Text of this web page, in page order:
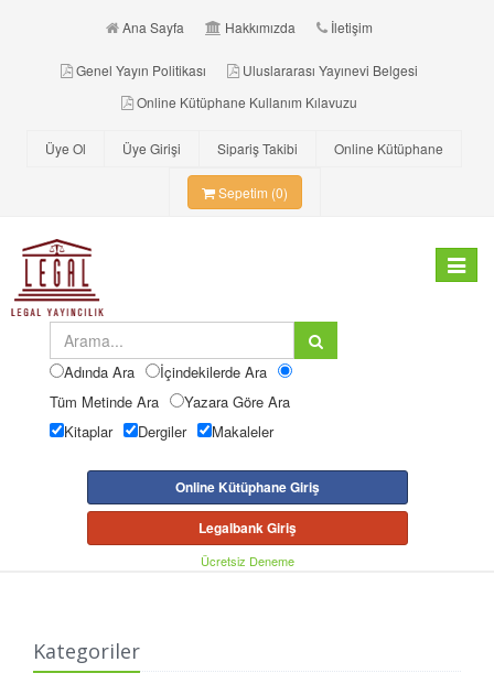
Ana Sayfa Hakkımızda İletişim
Genel Yayın Politikası
Uluslararası Yayınevi Belgesi
Online Kütüphane Kullanım Kılavuzu
Üye Ol Üye Girişi Sipariş Takibi Online Kütüphane
Sepetim (0)
Toggle
Adında Ara
İçindekilerde Ara
Tüm Metinde Ara
Yazara Göre Ara
Kitaplar
Dergiler Makaleler
Online Kütüphane Giriş
Legalbank Giriş
Ücretsiz Deneme
Kategoriler